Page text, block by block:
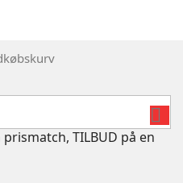

TILBUD på en